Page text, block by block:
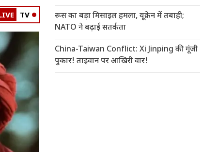
TV
रूस का बड़ा मिसाइल हमला, यूक्रेन में तबाही;
NATO ने बढ़ाई सतर्कता
China-Taiwan Conflict: Xi Jinping की गूंजी
पुकार! ताइवान पर आखिरी वार!